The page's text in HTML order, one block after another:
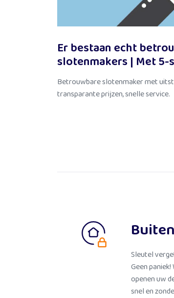
Er bestaan echt
slotenmakers | Met 5-
reviews!
Betrouwbare slotenmaker met
transparante prijzen, snelle service.
Sleutel
Geen
openen uw
snel en